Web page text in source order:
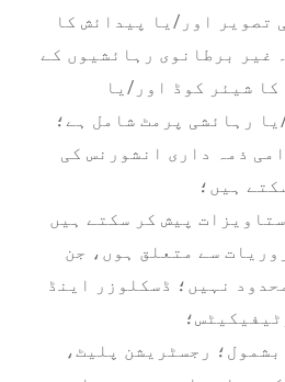
تصویر اور/یا پیدائش کا
غیر برطانوی رہائشیوں کے
شیئر کوڈ اور/یا
رہائشی پرمٹ شامل ہے؛
ذمہ داری انشورنس کی
ہیں؛
پیش کر سکتے ہیں
سے متعلق ہوں، جن
نہیں؛ ڈسکلوزر اینڈ
رجسٹریشن پلیٹ،